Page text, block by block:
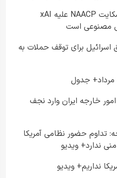
وزارت دادگستری آمریکا: شکایت NAACP علیه xAI
مصنوعی است
برای توقف حملات به
خارجه ایران وارد نجف
تداوم حضور نظامی آمریکا
ندارد+ ویدیو
نداریم+ ویدیو